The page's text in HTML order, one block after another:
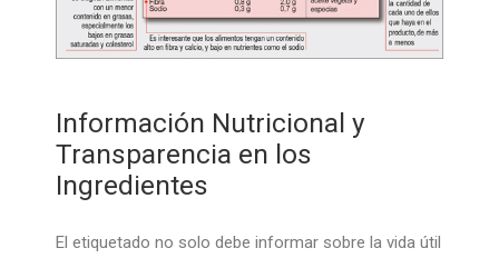
Información Nutricional y
Transparencia en los
Ingredientes
El etiquetado no solo debe informar sobre la vida útil